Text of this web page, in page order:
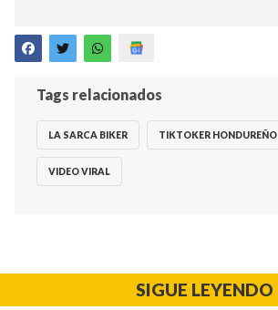
Tags relacionados
LA SARCA BIKER TIKTOKER HONDUREÑO
VIDEO VIRAL
SIGUE LEYENDO